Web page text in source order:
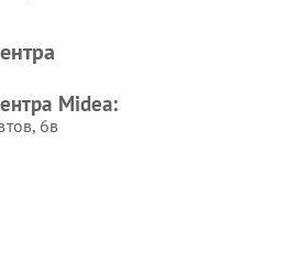
Midea
Midea:
6в